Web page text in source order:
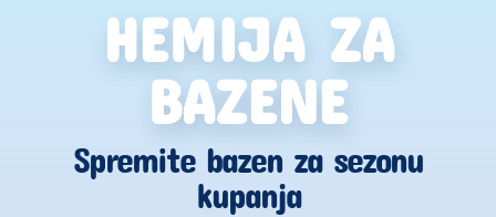
HEMIJA ZA
BAZENE
Spremite bazen za sezonu
kupanja